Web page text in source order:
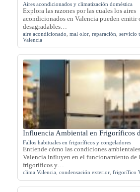
Aires acondicionados y climatización doméstica
Explora las razones por las cuales los aires
acondicionados en Valencia pueden emitir
desagradables…
aire acondicionado mal olor reparación servicio
Valencia
Influencia Ambiental en Frigoríficos
Fallos habituales en frigoríficos y congeladores
Entiende cómo las condiciones
Valencia influyen en el funcionamiento de
frigoríficos y…
clima Valencia condensación exterior frigorífico